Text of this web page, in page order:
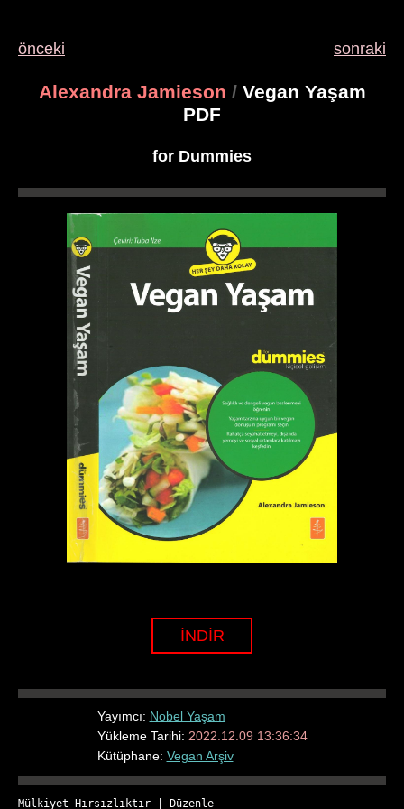
önceki sonraki
Alexandra Jamieson /Vegan Yaşam
PDF
for Dummies
İNDİR
Yayımcı: Nobel Yaşam
Yükleme Tarihi: 2022.12.09 13:36:34
Kütüphane: Vegan Arşiv
Mülkiyet Hırsızlıktır Düzenle